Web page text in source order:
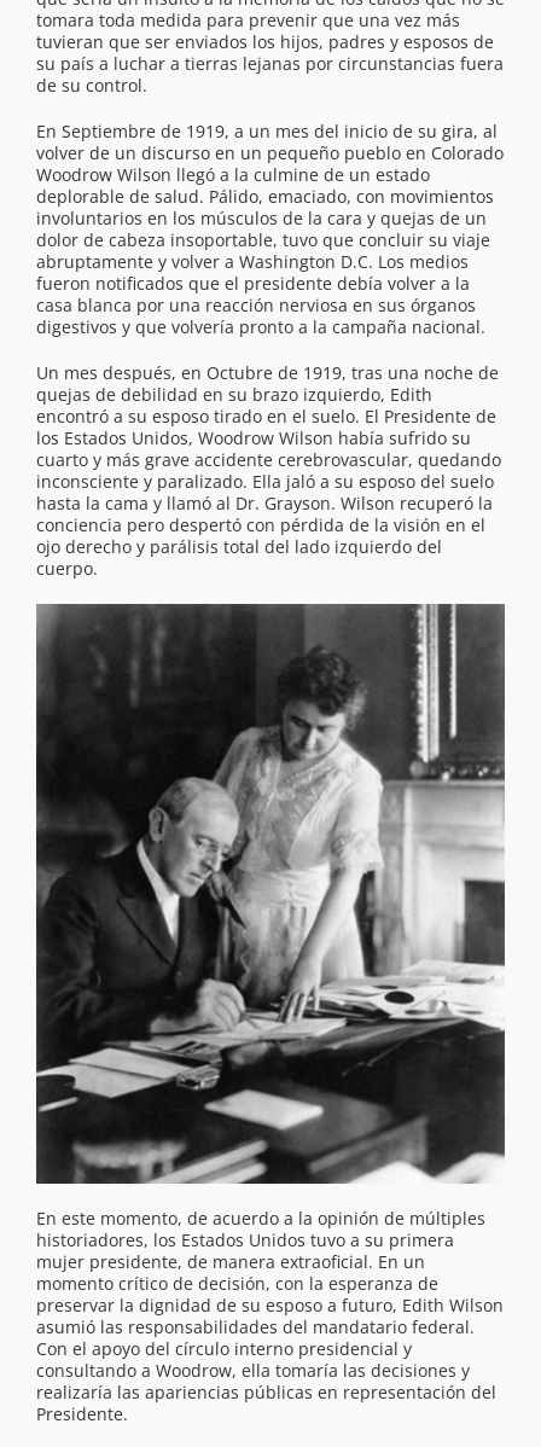
tomara toda medida para prevenir que una vez más
tuvieran que ser enviados los hijos, padres y esposos de
su país a luchar a tierras lejanas por circunstancias fuera
de su control.
En Septiembre de 1919, a un mes del inicio de su gira, al
volver de un discurso en un pequeño pueblo en Colorado
Woodrow Wilson llegó a la culmine de un estado
deplorable de salud. Pálido, emaciado, con movimientos
involuntarios en los músculos de la cara y quejas de un
dolor de cabeza insoportable, tuvo que concluir su viaje
abruptamente y volver a Washington D.C. Los medios
fueron notificados que el presidente debía volver a la
casa blanca por una reacción nerviosa en sus órganos
digestivos y que volvería pronto a la campaña nacional.
Un mes después, en Octubre de 1919, tras una noche de
quejas de debilidad en su brazo izquierdo, Edith
encontró a su esposo tirado en el suelo. El Presidente de
los Estados Unidos, Woodrow Wilson había sufrido su
cuarto y más grave accidente cerebrovascular, quedando
inconsciente y paralizado. Ella jaló a su esposo del suelo
hasta la cama y llamó al Dr. Grayson. Wilson recuperó la
conciencia pero despertó con pérdida de la visión en el
ojo derecho y parálisis total del lado izquierdo del
cuerpo.
En este momento, de acuerdo a la opinión de múltiples
historiadores, los Estados Unidos tuvo a su primera
mujer presidente, de manera extraoficial. En un
momento crítico de decisión, con la esperanza de
preservar la dignidad de su esposo a futuro, Edith Wilson
asumió las responsabilidades del mandatario federal.
Con el apoyo del círculo interno presidencial y
consultando a Woodrow, ella tomaría las decisiones y
realizaría las apariencias públicas en representación del
Presidente.